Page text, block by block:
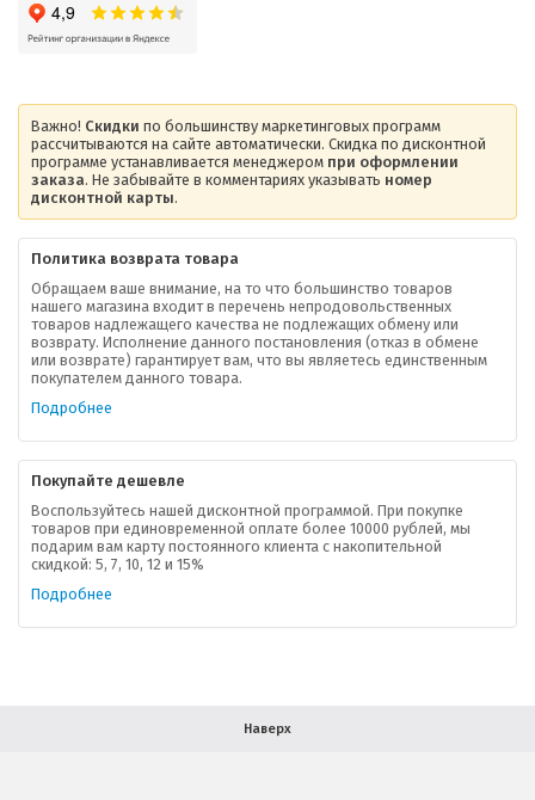
Важно! Скидки по большинству маркетинговых программ
рассчитываются на сайте автоматически. Скидка по дисконтной
программе устанавливается менеджером при оформлении
заказа. Не забывайте в комментариях указывать номер
дисконтной карты.
Политика возврата товара
Обращаем ваше внимание, на то что большинство товаров
нашего магазина входит в перечень непродовольственных
товаров надлежащего качества не подлежащих обмену или
возврату. Исполнение данного постановления (отказ в обмене
или возврате) гарантирует вам, что вы являетесь единственным
покупателем данного товара.
Подробнее
Покупайте дешевле
Воспользуйтесь нашей дисконтной программой. При покупке
товаров при единовременной оплате более 10000 рублей, мы
подарим вам карту постоянного клиента с накопительной
скидкой: 5, 7, 10, 12 и 15%
Подробнее
Наверх
О компании
Ваша скидка
Контактная информация
В помощь покупателю
Форма обратной связи